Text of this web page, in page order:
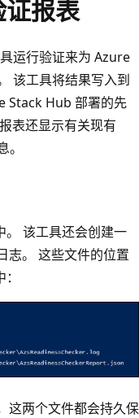
报表
运行验证来为 Azure
该工具将结果写入到
Stack Hub 部署的先
表还显示有关现有
。 该工具还会创建一
志。 这些文件的位置
这两个文件都会持久保